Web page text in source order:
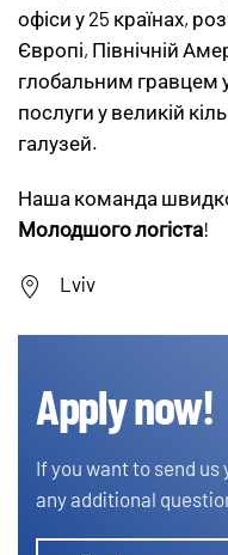
офіси у 25 країнах,
Європі, Північній
глобальним гравцем
послуги у великій
галузей.
Наша команда
Молодшого логіста!
Lviv
Apply now!
If you want to send
any additional